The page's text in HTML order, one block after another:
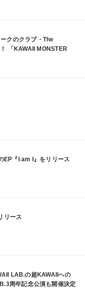
クのクラブ・The
「KAWAII MONSTER
EP『I am I』をリリース
リース
LAB.の超KAWAIIへの
周年記念公演も開催決定